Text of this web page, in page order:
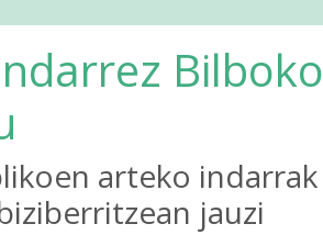
Bilboko
arteko indarrak
jauzi